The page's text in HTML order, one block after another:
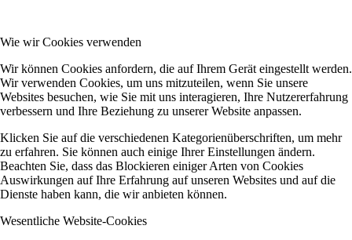
Wie wir Cookies verwenden
Wir können Cookies anfordern, die auf Ihrem Gerät eingestellt werden.
Wir verwenden Cookies, um uns mitzuteilen, wenn Sie unsere
Websites besuchen, wie Sie mit uns interagieren, Ihre Nutzererfahrung
verbessern und Ihre Beziehung zu unserer Website anpassen.
Klicken Sie auf die verschiedenen Kategorienüberschriften, um mehr
zu erfahren. Sie können auch einige Ihrer Einstellungen ändern.
Beachten Sie, dass das Blockieren einiger Arten von Cookies
Auswirkungen auf Ihre Erfahrung auf unseren Websites und auf die
Dienste haben kann, die wir anbieten können.
Wesentliche Website-Cookies